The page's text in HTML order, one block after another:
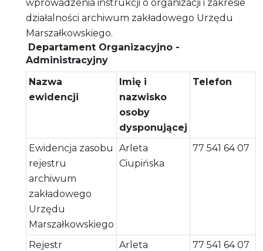
wprowadzenia instrukcji o organizacji i zakresie
działalności archiwum zakładowego Urzędu
Marszałkowskiego.
Departament Organizacyjno -
Administracyjny
Nazwa
ewidencji
Imię i
nazwisko
osoby
dysponującej
Telefon
Ewidencja zasobu
rejestru
archiwum
zakładowego
Urzędu
Marszałkowskiego
Arleta
Ciupińska
77 541 64 07
Rejestr
Arleta
77 541 64 07